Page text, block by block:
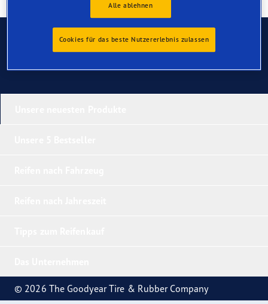
Kontaktieren Sie uns
© 2026 The Goodyear Tire & Rubber Company
Alle ablehnen
Cookies für das beste Nutzererlebnis zulassen